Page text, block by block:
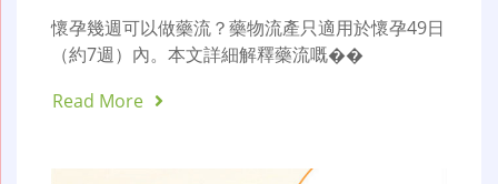
懷孕幾週可以做藥流？藥物流產只適用於懷孕49日
（約7週）內。本文詳細解釋藥流嘅��
Read More